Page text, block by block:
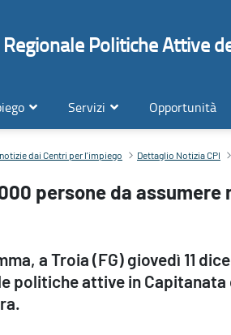
Politiche Attive
Servizi Opportunità
province Bari, Bat e Foggia
dai Centri per l'impiego Dettaglio Notizia CPI
persone da
a Troia (FG) giovedì 11
politiche attive in